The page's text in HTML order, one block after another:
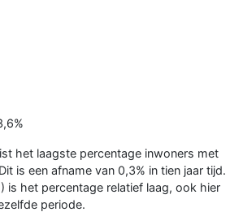
het laagste percentage inwoners met
is een afname van 0,3% in tien jaar tijd.
is het percentage relatief laag, ook hier
periode.